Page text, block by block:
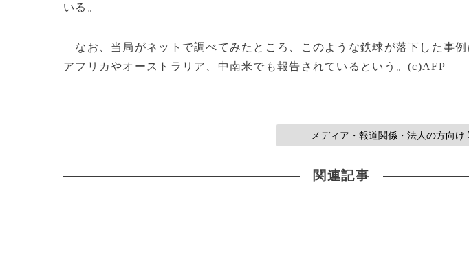
いる。
なお、当局がネットで調べてみたところ、このような鉄球が落下した事
アフリカやオーストラリア、中南米でも報告されているという。(c)AFP
メディア・報道関係・法人の方向
関連記事